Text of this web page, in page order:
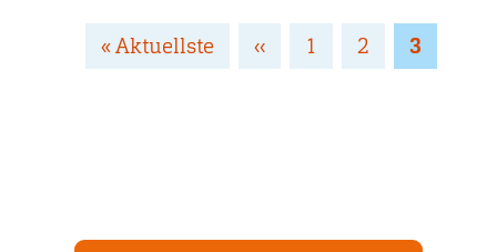
Seitennummerierung
Erste
« Aktuellste
Vorherige
‹‹ Page
1 Page
2 Page
3